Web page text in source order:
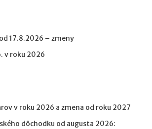
17.8.2026 – zmeny
v roku 2026
v roku 2026 a zmena od roku 2027
dôchodku od augusta 2026: